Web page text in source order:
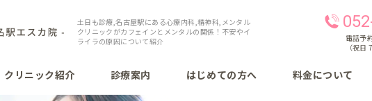
土日も診療,名古屋駅にある心療内科,精神科,メンタル
クリニックがカフェインとメンタルの関係！不安やイ
ライラの原因について紹介
電話予
（祝
クリニック紹介 診療案内 はじめての方へ 料金について